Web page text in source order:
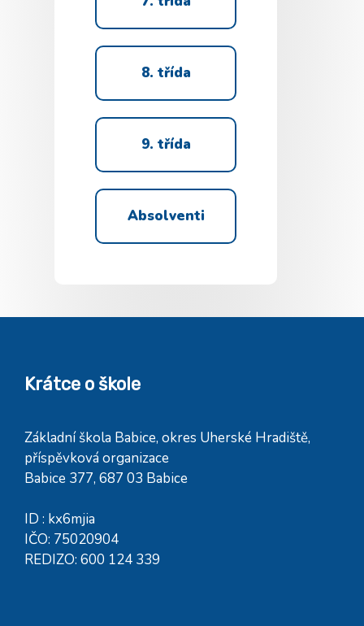
8. třída
9. třída
Absolventi
Krátce o škole
Základní škola Babice, okres Uherské Hradiště,
příspěvková organizace
Babice 377, 687 03 Babice
ID : kx6mjia
IČO: 75020904
REDIZO: 600 124 339